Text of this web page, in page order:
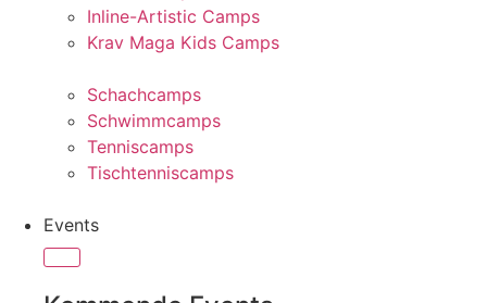
Inline-Artistic Camps
Krav Maga Kids Camps
Schachcamps
Schwimmcamps
Tenniscamps
Tischtenniscamps
Events